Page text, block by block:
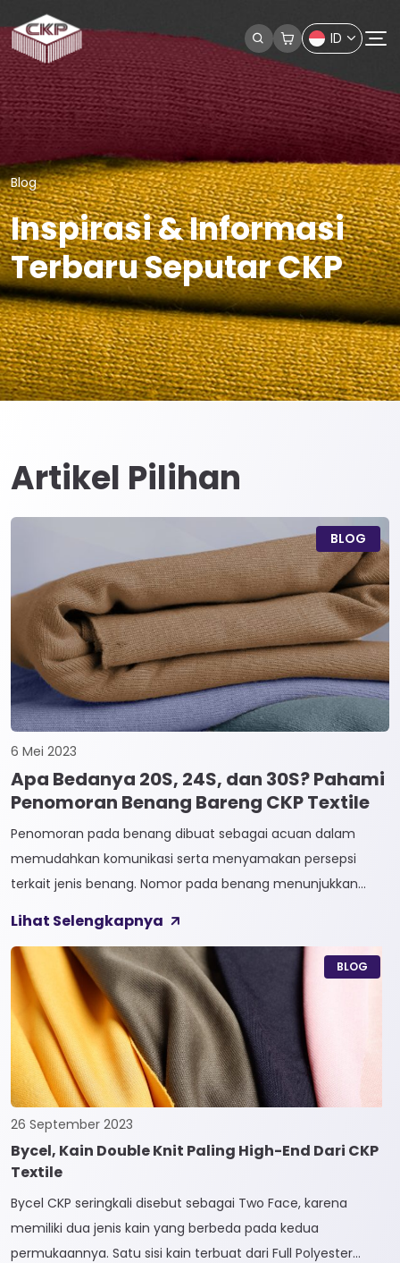
ID
Blog
Inspirasi & Informasi
Terbaru Seputar CKP
Artikel Pilihan
BLOG
6 Mei 2023
Apa Bedanya 20S, 24S, dan 30S? Pahami
Penomoran Benang Bareng CKP Textile
Penomoran pada benang dibuat sebagai acuan dalam
memudahkan komunikasi serta menyamakan persepsi
terkait jenis benang. Nomor pada benang menunjukkan
penomoran sendiri terbagi menjadi dua, Tidak Langsung dan
Langsung. 1. Penomoran Tidak Langsung Penomoran Tidak
Langsung biasa diaplikasikan pada jenis Natural Fiber, seperti
Rayon dan Cotton. Satuan yang paling […]
Lihat Selengkapnya
BLOG
26 September 2023
Bycel, Kain Double Knit Paling High-End Dari CKP
Textile
Bycel CKP seringkali disebut sebagai Two Face, karena
memiliki dua jenis kain yang berbeda pada kedua
permukaannya. Satu sisi kain terbuat dari Full Polyester